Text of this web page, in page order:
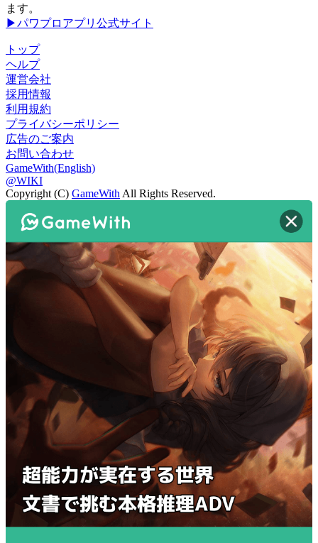
ます。
▶パワプロアプリ公式サイト
トップ
ヘルプ
運営会社
採用情報
利用規約
プライバシーポリシー
広告のご案内
お問い合わせ
GameWith(English)
@WIKI
Copyright (C) GameWith All Rights Reserved.